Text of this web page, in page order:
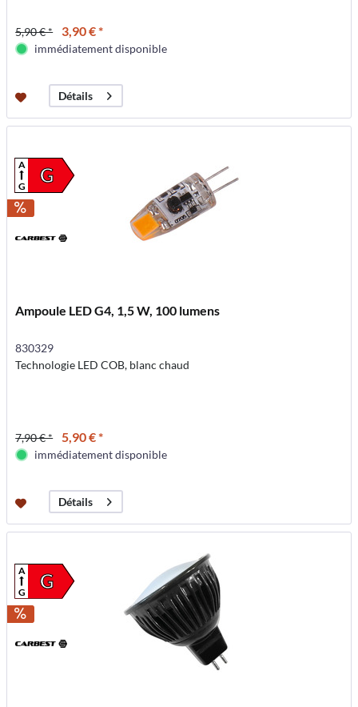
5,90 € * 3,90 € *
immédiatement disponible
Détails
G
A
G
Ampoule LED G4, 1,5 W, 100 lumens
830329
Technologie LED COB, blanc chaud
7,90 € * 5,90 € *
immédiatement disponible
Détails
G
A
G